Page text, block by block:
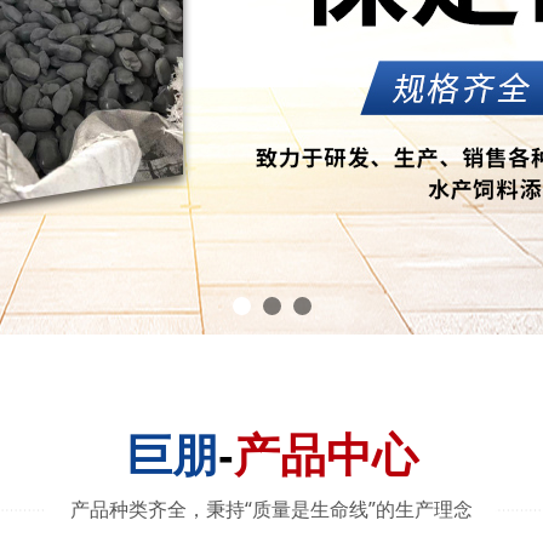
巨朋-产品中心
产品种类齐全，秉持“质量是生命线”的生产理念